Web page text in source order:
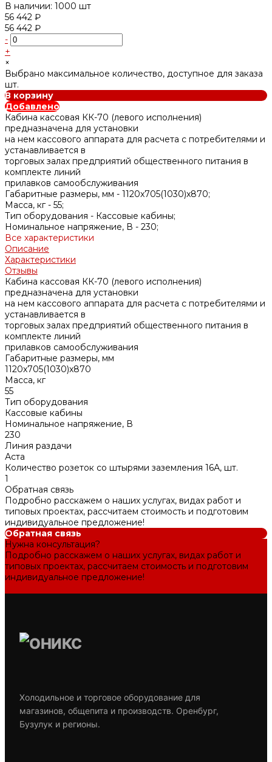
В наличии: 1000 шт
56 442 ₽
56 442 ₽
-
+
×
Выбрано максимальное количество, доступное для заказа
шт.
В корзину
Добавлено
Кабина кассовая КК-70 (левого исполнения)
предназначена для установки
на нем кассового аппарата для расчета с потребителями и
устанавливается в
торговых залах предприятий общественного питания в
комплекте линий
прилавков самообслуживания
Габаритные размеры, мм - 1120x705(1030)x870;
Масса, кг - 55;
Тип оборудования - Кассовые кабины;
Номинальное напряжение, В - 230;
Все характеристики
Описание
Характеристики
Отзывы
Кабина кассовая КК-70 (левого исполнения)
предназначена для установки
на нем кассового аппарата для расчета с потребителями и
устанавливается в
торговых залах предприятий общественного питания в
комплекте линий
прилавков самообслуживания
Габаритные размеры, мм
1120x705(1030)x870
Масса, кг
55
Тип оборудования
Кассовые кабины
Номинальное напряжение, В
230
Линия раздачи
Аста
Количество розеток со штырями заземления 16А, шт.
1
Обратная связь
Подробно расскажем о наших услугах, видах работ и
типовых проектах, рассчитаем стоимость и подготовим
индивидуальное предложение!
Обратная связь
Нужна консультация?
Подробно расскажем о наших услугах, видах работ и
типовых проектах, рассчитаем стоимость и подготовим
индивидуальное предложение!
Холодильное и торговое оборудование для
магазинов, общепита и производств. Оренбург,
Бузулук и регионы.